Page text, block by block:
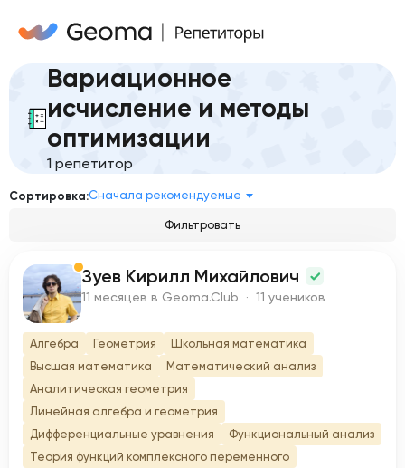
Вариационное
исчисление и методы
оптимизации
1 репетитор
Сортировка:Сначала рекомендуемые
Фильтровать
З Зуев Кирилл Михайлович
11 месяцев в Geoma.Club · 11 учеников
Алгебра Геометрия
Школьная математика
Высшая математика
Математический анализ
Аналитическая геометрия
Линейная алгебра и геометрия
Дифференциальные уравнения
Функциональный анализ
Теория функций комплексного переменного